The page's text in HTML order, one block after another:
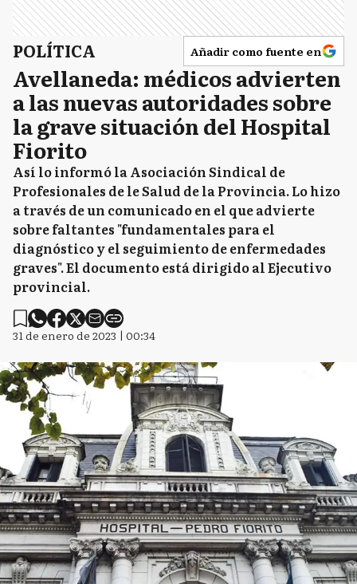
POLÍTICA Añadir como fuente en
Avellaneda: médicos advierten
a las nuevas autoridades sobre
la grave situación del Hospital
Fiorito
Así lo informó la Asociación Sindical de
Profesionales de le Salud de la Provincia. Lo hizo
a través de un comunicado en el que advierte
sobre faltantes "fundamentales para el
diagnóstico y el seguimiento de enfermedades
graves". El documento está dirigido al Ejecutivo
provincial.
31 de enero de 2023 | 00:34